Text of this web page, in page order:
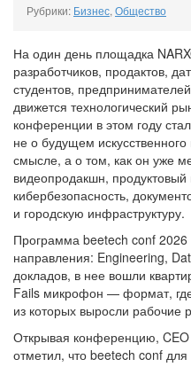
Рубрики: Бизнес, Общество
На один день площадка
разработчиков, продактов,
студентов,
движется технологический
конференции в этом году
не о будущем искусственного
смысле, а о том, как он уже
видеопродакшн,
кибербезопасность,
и городскую инфраструктуру.
Программа beetech conf
направления: Engineering,
докладов, в нее вошли
Fails микрофон — формат,
из которых выросли рабочие
Открывая конференцию,
отметил, что beetech conf